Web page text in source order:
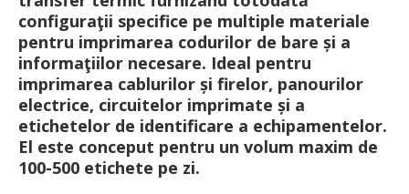
configuraţii specifice pe multiple materiale
pentru imprimarea codurilor de bare și a
informaţiilor necesare. Ideal pentru
imprimarea cablurilor și firelor, panourilor
electrice, circuitelor imprimate și a
etichetelor de identificare a echipamentelor.
El este conceput pentru un volum maxim de
100-500 etichete pe zi.